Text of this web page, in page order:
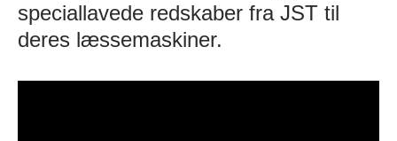
speciallavede redskaber fra JST til
deres læssemaskiner.